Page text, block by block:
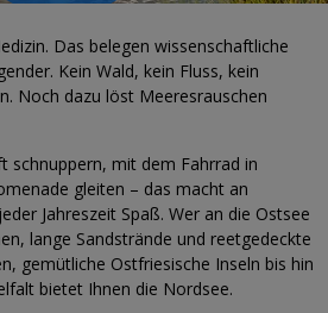
Das belegen wissenschaftliche
Kein Wald, kein Fluss, kein
Noch dazu löst Meeresrauschen
schnuppern, mit dem Fahrrad in
gleiten – das macht an
Jahreszeit Spaß. Wer an die Ostsee
lange Sandstrände und reetgedeckte
gemütliche Ostfriesische Inseln bis hin
bietet Ihnen die Nordsee.